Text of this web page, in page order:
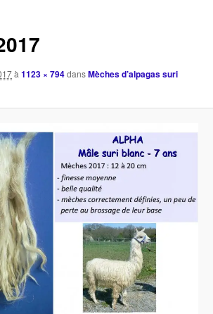
à1123 × 794dansMèches d’alpagas suri